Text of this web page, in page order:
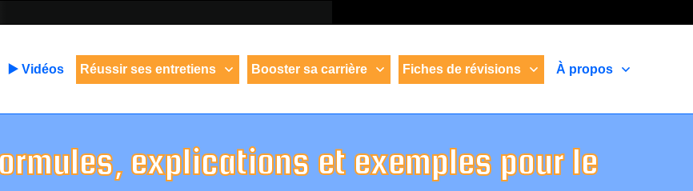
▶️ Vidéos Réussir ses entretiens Booster sa carrière Fiches de révisions À propos
explications et exemples pour le